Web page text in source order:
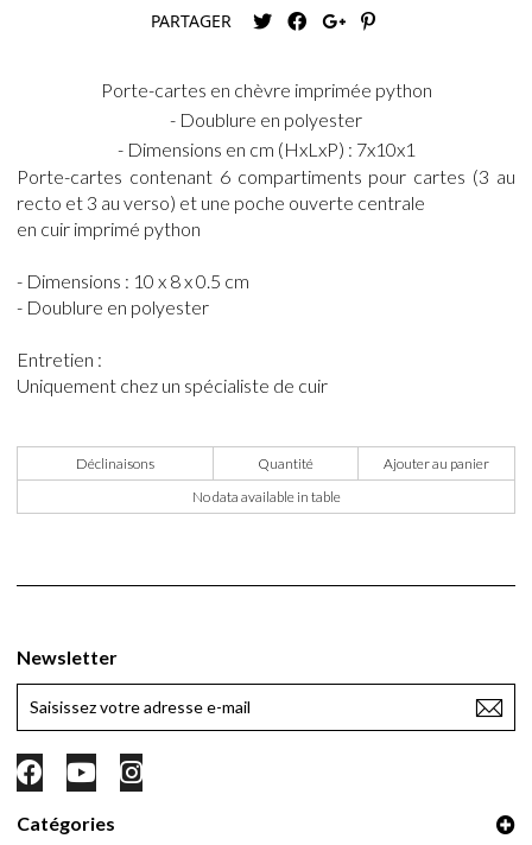
PARTAGER
Porte-cartes en chèvre imprimée python
- Doublure en polyester
- Dimensions en cm (HxLxP) : 7x10x1
Porte-cartes contenant 6 compartiments pour cartes (3 au
recto et 3 au verso) et une poche ouverte centrale
en cuir imprimé python
- Dimensions : 10 x 8 x 0.5 cm
- Doublure en polyester
Entretien :
Uniquement chez un spécialiste de cuir
Déclinaisons Quantité
Ajouter au panier
No data available in table
Newsletter
Catégories